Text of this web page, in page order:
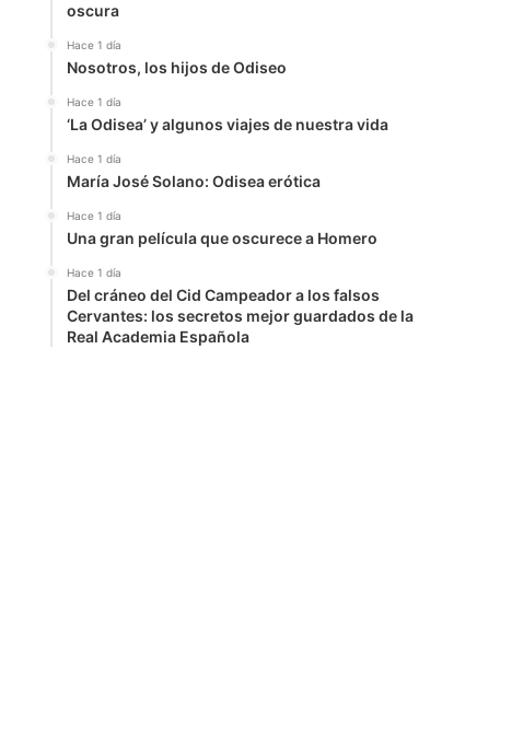
oscura
Hace 1 día
Nosotros, los hijos de Odiseo
Hace 1 día
‘La Odisea’ y algunos viajes de nuestra vida
Hace 1 día
María José Solano: Odisea erótica
Hace 1 día
Una gran película que oscurece a Homero
Hace 1 día
Del cráneo del Cid Campeador a los falsos
Cervantes: los secretos mejor guardados de la
Real Academia Española